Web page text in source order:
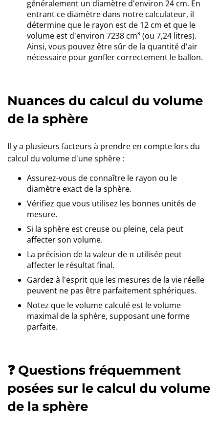
généralement un diamètre d'environ 24 cm. En
entrant ce diamètre dans notre calculateur, il
détermine que le rayon est de 12 cm et que le
volume est d'environ 7238 cm³ (ou 7,24 litres).
Ainsi, vous pouvez être sûr de la quantité d'air
nécessaire pour gonfler correctement le ballon.
Nuances du calcul du volume
de la sphère
Il y a plusieurs facteurs à prendre en compte lors du
calcul du volume d'une sphère :
Assurez-vous de connaître le rayon ou le
diamètre exact de la sphère.
Vérifiez que vous utilisez les bonnes unités de
mesure.
Si la sphère est creuse ou pleine, cela peut
affecter son volume.
La précision de la valeur de π utilisée peut
affecter le résultat final.
Gardez à l'esprit que les mesures de la vie réelle
peuvent ne pas être parfaitement sphériques.
Notez que le volume calculé est le volume
maximal de la sphère, supposant une forme
parfaite.
❓ Questions fréquemment
posées sur le calcul du volume
de la sphère